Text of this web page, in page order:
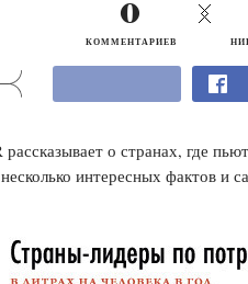
0
КОММЕНТАРИЕВ
рассказывает о странах, где
интересных фактов и